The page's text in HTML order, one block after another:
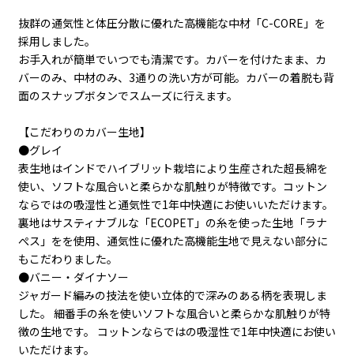
抜群の通気性と体圧分散に優れた高機能な中材「C-CORE」を
採用しました。
お手入れが簡単でいつでも清潔です。カバーを付けたまま、カ
バーのみ、中材のみ、3通りの洗い方が可能。カバーの着脱も背
面のスナップボタンでスムーズに行えます。
【こだわりのカバー生地】
●グレイ
表生地はインドでハイブリット栽培により生産された超長綿を
使い、ソフトな風合いと柔らかな肌触りが特徴です。コットン
ならではの吸湿性と通気性で1年中快適にお使いいただけます。
裏地はサスティナブルな「ECOPET」の糸を使った生地「ラナ
ぺス」をを使用、通気性に優れた高機能生地で見えない部分に
もこだわりました。
●バニー・ダイナソー
ジャガード編みの技法を使い立体的で深みのある柄を表現しま
した。 細番手の糸を使いソフトな風合いと柔らかな肌触りが特
徴の生地です。 コットンならではの吸湿性で1年中快適にお使い
いただけます。